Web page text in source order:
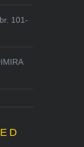
101-